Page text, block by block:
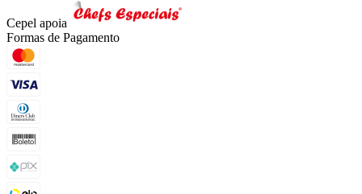
Cepel apoia
Formas de Pagamento